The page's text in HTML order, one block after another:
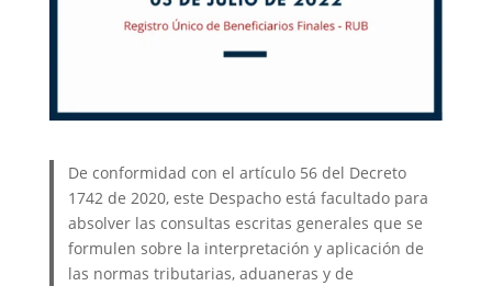
De conformidad con el artículo 56 del Decreto
1742 de 2020, este Despacho está facultado para
absolver las consultas escritas generales que se
formulen sobre la interpretación y aplicación de
las normas tributarias, aduaneras y de